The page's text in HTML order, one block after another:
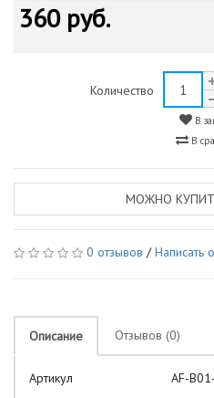
360 руб.
Количество
В
В
МОЖНО
0 отзывов /Написать
Описание Отзывов (0)
Артикул AF-B01-